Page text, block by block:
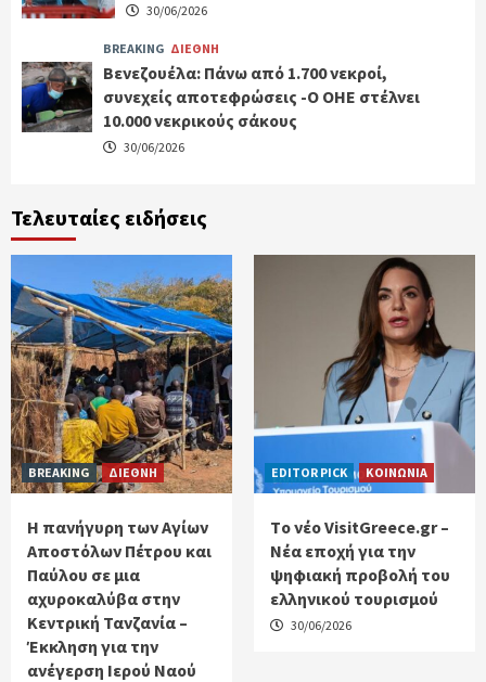
30/06/2026
BREAKING ΔΙΕΘΝΗ
Βενεζουέλα: Πάνω από 1.700 νεκροί,
συνεχείς αποτεφρώσεις -Ο ΟΗΕ στέλνει
10.000 νεκρικούς σάκους
30/06/2026
Τελευταίες ειδήσεις
BREAKING ΔΙΕΘΝΗ
Η πανήγυρη των Αγίων
Αποστόλων Πέτρου και
Παύλου σε μια
αχυροκαλύβα στην
Κεντρική Τανζανία –
Έκκληση για την
ανέγερση Ιερού Ναού
EDITOR PICK ΚΟΙΝΩΝΙΑ
Tο νέο VisitGreece.gr –
Νέα εποχή για την
ψηφιακή προβολή του
ελληνικού τουρισμού
30/06/2026